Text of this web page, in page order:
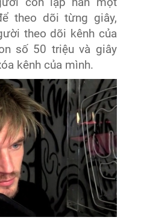
theo dõi từng giây,
theo dõi kênh của
số 50 triệu và giây
kênh của mình.